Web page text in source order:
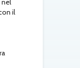
nel
il